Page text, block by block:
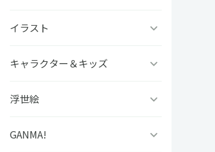
ファタモルガーナの館
グリモア
ドールズフロントライン
ビーズログ文庫創刊19周年
ゲッターロボアーク
SELECTION PROJECT
OVA「薄桜鬼」
スローループ
#こいさん 恋と参考書
ソラノヤ
あおき
イラスト
京都の三毛猫さん
西條ユリカ
水鏡ひづめ
キャラクター＆キッズ
どっちが強い!?
ぼのぼの
浮世絵
浮世絵ファミマプリント
GANMA!